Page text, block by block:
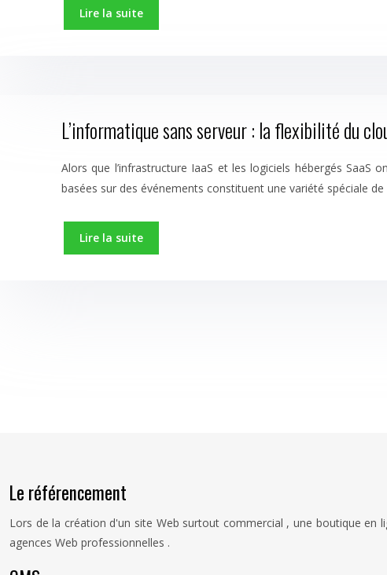
Lire la suite
L’informatique sans serveur : la flexibilité du
Alors que l’infrastructure IaaS et les logiciels hébergés
basées sur des événements constituent une variété spéciale
Lire la suite
Le référencement
Lors de la création d'un site Web surtout commercial , une boutique en
agences Web professionnelles .